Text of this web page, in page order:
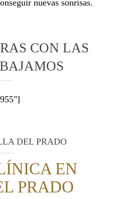
nuevas sonrisas.
CON LAS
DEL PRADO
EN
PRADO